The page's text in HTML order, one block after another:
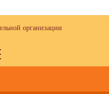
организации